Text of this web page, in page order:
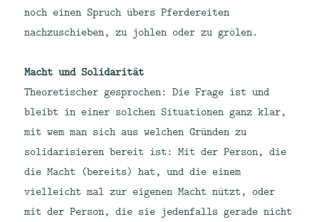
noch einen Spruch übers Pferdereiten
nachzuschieben, zu johlen oder zu grölen.
Macht und Solidarität
Theoretischer gesprochen: Die Frage ist und
bleibt in einer solchen Situationen ganz klar,
mit wem man sich aus welchen Gründen zu
solidarisieren bereit ist: Mit der Person, die
die Macht (bereits) hat, und die einem
vielleicht mal zur eigenen Macht nützt, oder
mit der Person, die sie jedenfalls gerade nicht